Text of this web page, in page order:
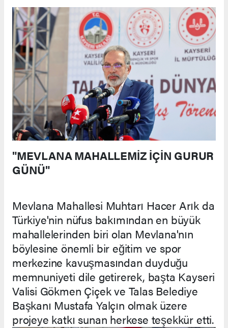
"MEVLANA MAHALLEMİZ İÇİN GURUR
GÜNÜ"
Mevlana Mahallesi Muhtarı Hacer Arık da
Türkiye'nin nüfus bakımından en büyük
mahallelerinden biri olan Mevlana'nın
böylesine önemli bir eğitim ve spor
merkezine kavuşmasından duyduğu
memnuniyeti dile getirerek, başta Kayseri
Valisi Gökmen Çiçek ve Talas Belediye
Başkanı Mustafa Yalçın olmak üzere
projeye katkı sunan herkese teşekkür etti.